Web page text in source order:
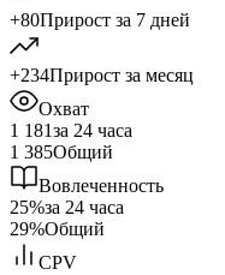
+80Прирост за 7 дней
+234Прирост за месяц
Охват
1 181за 24 часа
1 385Общий
Вовлеченность
25%за 24 часа
29%Общий
CPV